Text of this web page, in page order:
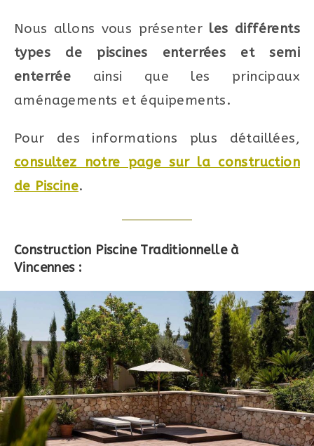
Nous allons vous présenter les différents
types de piscines enterrées et semi
enterrée ainsi que les principaux
aménagements et équipements.
Pour des informations plus détaillées,
consultez notre page sur la construction
de Piscine.
Construction Piscine Traditionnelle à
Vincennes :